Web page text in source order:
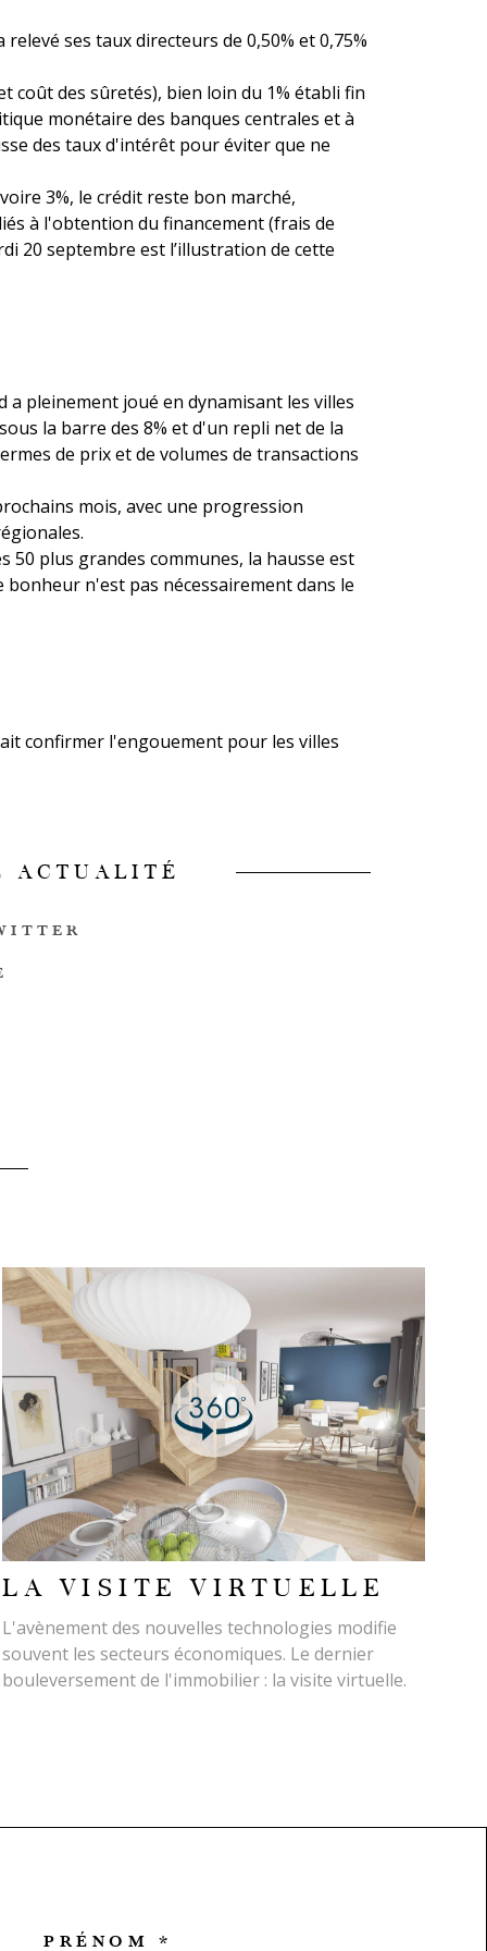
ses taux directeurs de 0,50% et 0,75%
coût des sûretés), bien loin du 1% établi fin
monétaire des banques centrales et à
des taux d'intérêt pour éviter que ne
3%, le crédit reste bon marché,
à l'obtention du financement (frais de
20 septembre est l’illustration de cette
pleinement joué en dynamisant les villes
la barre des 8% et d'un repli net de la
de prix et de volumes de transactions
mois, avec une progression
50 plus grandes communes, la hausse est
bonheur n'est pas nécessairement dans le
confirmer l'engouement pour les villes
ACTUALITÉ
LA VISITE VIRTUELLE
L'avènement des nouvelles technologies modifie
souvent les secteurs économiques. Le dernier
bouleversement de l'immobilier : la visite virtuelle.
LIRE L'ARTICLE
PRÉNOM *